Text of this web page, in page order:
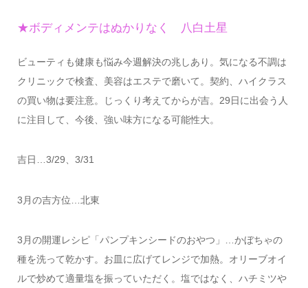
★ボディメンテはぬかりなく 八白土星
ビューティも健康も悩み今週解決の兆しあり。気になる不調は
クリニックで検査、美容はエステで磨いて。契約、ハイクラス
の買い物は要注意。じっくり考えてからが吉。29日に出会う人
に注目して、今後、強い味方になる可能性大。
吉日…3/29、3/31
3月の吉方位…北東
3月の開運レシピ「パンプキンシードのおやつ」…かぼちゃの
種を洗って乾かす。お皿に広げてレンジで加熱。オリーブオイ
ルで炒めて適量塩を振っていただく。塩ではなく、ハチミツや